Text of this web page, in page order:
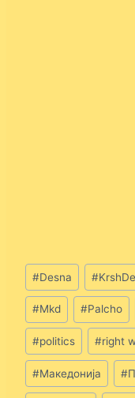
Post
Tags:
#Desna #
#Mkd #Palcho
#politics #right
#Македонија #